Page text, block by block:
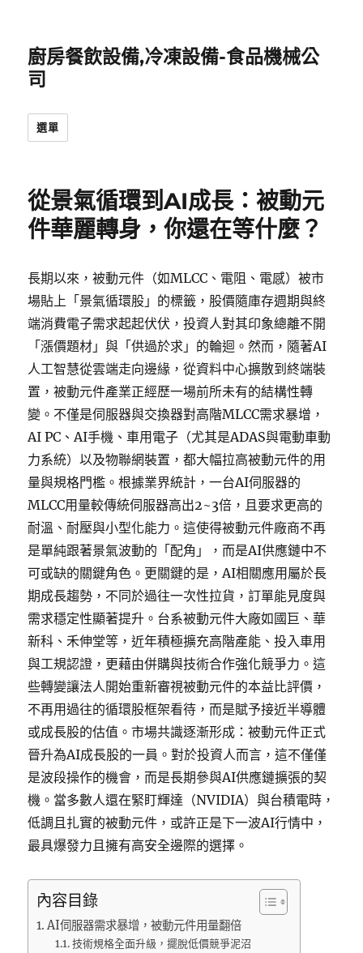
廚房餐飲設備,冷凍設備-食品機械公
司
選單
從景氣循環到AI成長：被動元
件華麗轉身，你還在等什麼？
長期以來，被動元件（如MLCC、電阻、電感）被市
場貼上「景氣循環股」的標籤，股價隨庫存週期與終
端消費電子需求起起伏伏，投資人對其印象總離不開
「漲價題材」與「供過於求」的輪迴。然而，隨著AI
人工智慧從雲端走向邊緣，從資料中心擴散到終端裝
置，被動元件產業正經歷一場前所未有的結構性轉
變。不僅是伺服器與交換器對高階MLCC需求暴增，
AI PC、AI手機、車用電子（尤其是ADAS與電動車動
力系統）以及物聯網裝置，都大幅拉高被動元件的用
量與規格門檻。根據業界統計，一台AI伺服器的
MLCC用量較傳統伺服器高出2~3倍，且要求更高的
耐溫、耐壓與小型化能力。這使得被動元件廠商不再
是單純跟著景氣波動的「配角」，而是AI供應鏈中不
可或缺的關鍵角色。更關鍵的是，AI相關應用屬於長
期成長趨勢，不同於過往一次性拉貨，訂單能見度與
需求穩定性顯著提升。台系被動元件大廠如國巨、華
新科、禾伸堂等，近年積極擴充高階產能、投入車用
與工規認證，更藉由併購與技術合作強化競爭力。這
些轉變讓法人開始重新審視被動元件的本益比評價，
不再用過往的循環股框架看待，而是賦予接近半導體
或成長股的估值。市場共識逐漸形成：被動元件正式
晉升為AI成長股的一員。對於投資人而言，這不僅僅
是波段操作的機會，而是長期參與AI供應鏈擴張的契
機。當多數人還在緊盯輝達（NVIDIA）與台積電時，
低調且扎實的被動元件，或許正是下一波AI行情中，
最具爆發力且擁有高安全邊際的選擇。
內容目錄
AI伺服器需求暴增，被動元件用量翻倍
技術規格全面升級，擺脫低價競爭泥沼